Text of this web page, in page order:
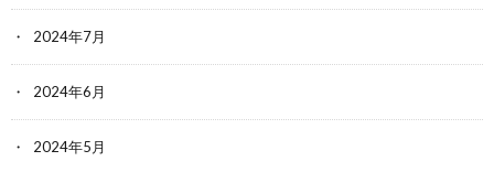
2024年7月
2024年6月
2024年5月